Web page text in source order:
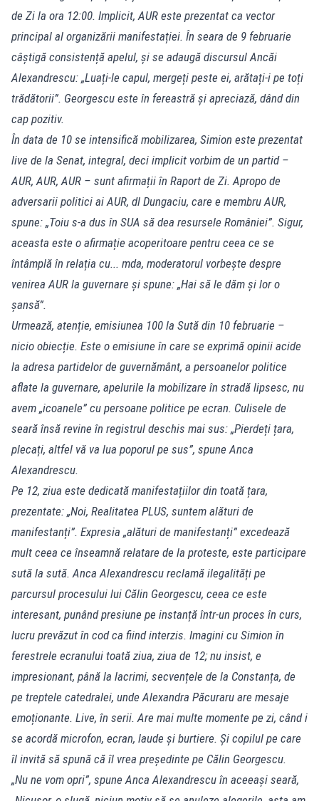
de Zi la ora 12:00. Implicit, AUR este prezentat ca vector
principal al organizării manifestației. În seara de 9 februarie
câștigă consistență apelul, și se adaugă discursul Ancăi
Alexandrescu: „Luați-le capul, mergeți peste ei, arătați-i pe toți
trădătorii”. Georgescu este în fereastră și apreciază, dând din
cap pozitiv.
În data de 10 se intensifică mobilizarea, Simion este prezentat
live de la Senat, integral, deci implicit vorbim de un partid –
AUR, AUR, AUR – sunt afirmații în Raport de Zi. Apropo de
adversarii politici ai AUR, dl Dungaciu, care e membru AUR,
spune: „Toiu s-a dus în SUA să dea resursele României”. Sigur,
aceasta este o afirmație acoperitoare pentru ceea ce se
întâmplă în relația cu... mda, moderatorul vorbește despre
venirea AUR la guvernare și spune: „Hai să le dăm și lor o
șansă”.
Urmează, atenție, emisiunea 100 la Sută din 10 februarie –
nicio obiecție. Este o emisiune în care se exprimă opinii acide
la adresa partidelor de guvernământ, a persoanelor politice
aflate la guvernare, apelurile la mobilizare în stradă lipsesc, nu
avem „icoanele” cu persoane politice pe ecran. Culisele de
seară însă revine în registrul deschis mai sus: „Pierdeți țara,
plecați, altfel vă va lua poporul pe sus”, spune Anca
Alexandrescu.
Pe 12, ziua este dedicată manifestațiilor din toată țara,
prezentate: „Noi, Realitatea PLUS, suntem alături de
manifestanți”. Expresia „alături de manifestanți” excedează
mult ceea ce înseamnă relatare de la proteste, este participare
sută la sută. Anca Alexandrescu reclamă ilegalități pe
parcursul procesului lui Călin Georgescu, ceea ce este
interesant, punând presiune pe instanță într-un proces în curs,
lucru prevăzut în cod ca fiind interzis. Imagini cu Simion în
ferestrele ecranului toată ziua, ziua de 12; nu insist, e
impresionant, până la lacrimi, secvențele de la Constanța, de
pe treptele catedralei, unde Alexandra Păcuraru are mesaje
emoționante. Live, în serii. Are mai multe momente pe zi, când i
se acordă microfon, ecran, laude și burtiere. Și copilul pe care
îl invită să spună că îl vrea președinte pe Călin Georgescu.
„Nu ne vom opri”, spune Anca Alexandrescu în aceeași seară,